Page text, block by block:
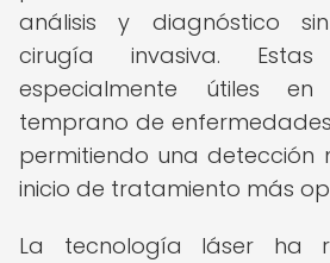
análisis y diagnóstico
cirugía invasiva.
especialmente útiles
temprano de
permitiendo una detección
inicio de tratamiento más
La tecnología láser ha